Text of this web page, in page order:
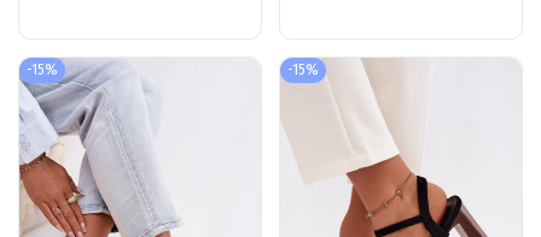
Horvia
-15% -15%